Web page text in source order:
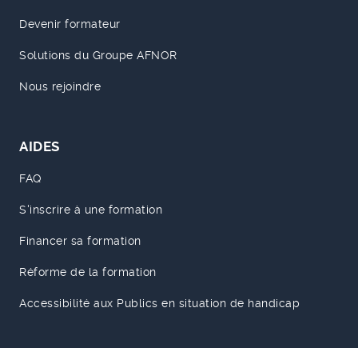
Devenir formateur
Solutions du Groupe AFNOR
Nous rejoindre
AIDES
FAQ
S'inscrire à une formation
Financer sa formation
Réforme de la formation
Accessibilité aux Publics en situation de handicap